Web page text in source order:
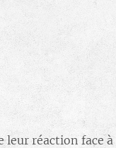
réaction face